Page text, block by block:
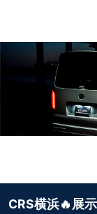
CRS横浜🔥展